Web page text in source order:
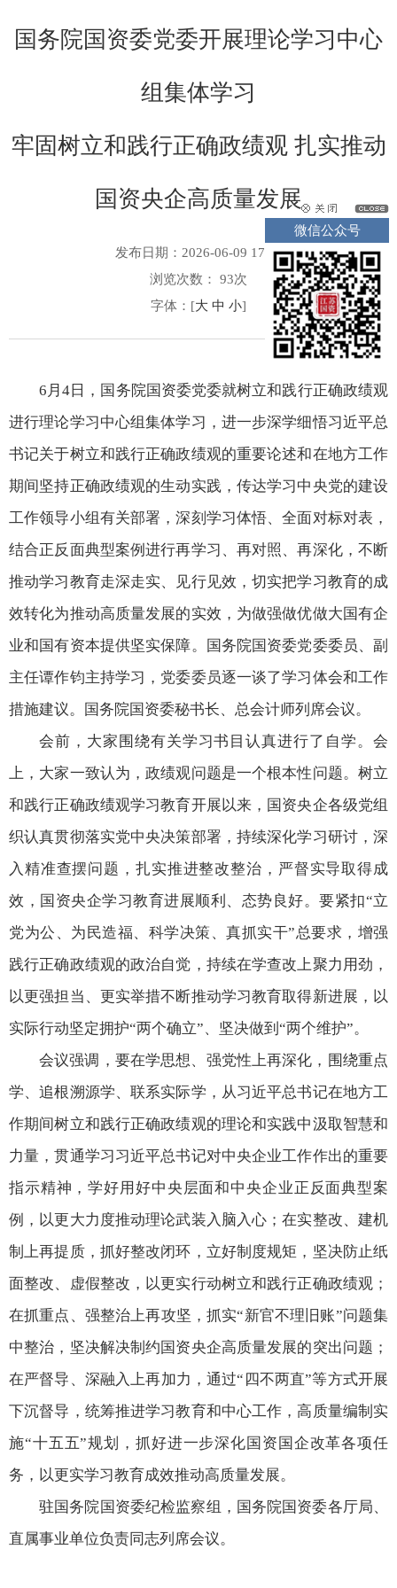
国务院国资委党委开展理论学习中心
组集体学习
牢固树立和践行正确政绩观 扎实推动
国资央企高质量发展
发布日期：2026-06-09 17:20
浏览次数：
93次
字体：[大 中 小]
6月4日，国务院国资委党委就树立和践行正确政绩观
进行理论学习中心组集体学习，进一步深学细悟习近平总
书记关于树立和践行正确政绩观的重要论述和在地方工作
期间坚持正确政绩观的生动实践，传达学习中央党的建设
工作领导小组有关部署，深刻学习体悟、全面对标对表，
结合正反面典型案例进行再学习、再对照、再深化，不断
推动学习教育走深走实、见行见效，切实把学习教育的成
效转化为推动高质量发展的实效，为做强做优做大国有企
业和国有资本提供坚实保障。国务院国资委党委委员、副
主任谭作钧主持学习，党委委员逐一谈了学习体会和工作
措施建议。国务院国资委秘书长、总会计师列席会议。
会前，大家围绕有关学习书目认真进行了自学。会
上，大家一致认为，政绩观问题是一个根本性问题。树立
和践行正确政绩观学习教育开展以来，国资央企各级党组
织认真贯彻落实党中央决策部署，持续深化学习研讨，深
入精准查摆问题，扎实推进整改整治，严督实导取得成
效，国资央企学习教育进展顺利、态势良好。要紧扣“立
党为公、为民造福、科学决策、真抓实干”总要求，增强
践行正确政绩观的政治自觉，持续在学查改上聚力用劲，
以更强担当、更实举措不断推动学习教育取得新进展，以
实际行动坚定拥护“两个确立”、坚决做到“两个维护”。
会议强调，要在学思想、强党性上再深化，围绕重点
学、追根溯源学、联系实际学，从习近平总书记在地方工
作期间树立和践行正确政绩观的理论和实践中汲取智慧和
力量，贯通学习习近平总书记对中央企业工作作出的重要
指示精神，学好用好中央层面和中央企业正反面典型案
例，以更大力度推动理论武装入脑入心；在实整改、建机
制上再提质，抓好整改闭环，立好制度规矩，坚决防止纸
面整改、虚假整改，以更实行动树立和践行正确政绩观；
在抓重点、强整治上再攻坚，抓实“新官不理旧账”问题集
中整治，坚决解决制约国资央企高质量发展的突出问题；
在严督导、深融入上再加力，通过“四不两直”等方式开展
下沉督导，统筹推进学习教育和中心工作，高质量编制实
施“十五五”规划，抓好进一步深化国资国企改革各项任
务，以更实学习教育成效推动高质量发展。
驻国务院国资委纪检监察组，国务院国资委各厅局、
直属事业单位负责同志列席会议。
微信公众号